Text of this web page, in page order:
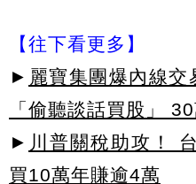
【往下看更多】
► 麗寶集團爆內線
「偷聽談話買股」
► 川普關稅助攻！
買10萬年賺逾4萬